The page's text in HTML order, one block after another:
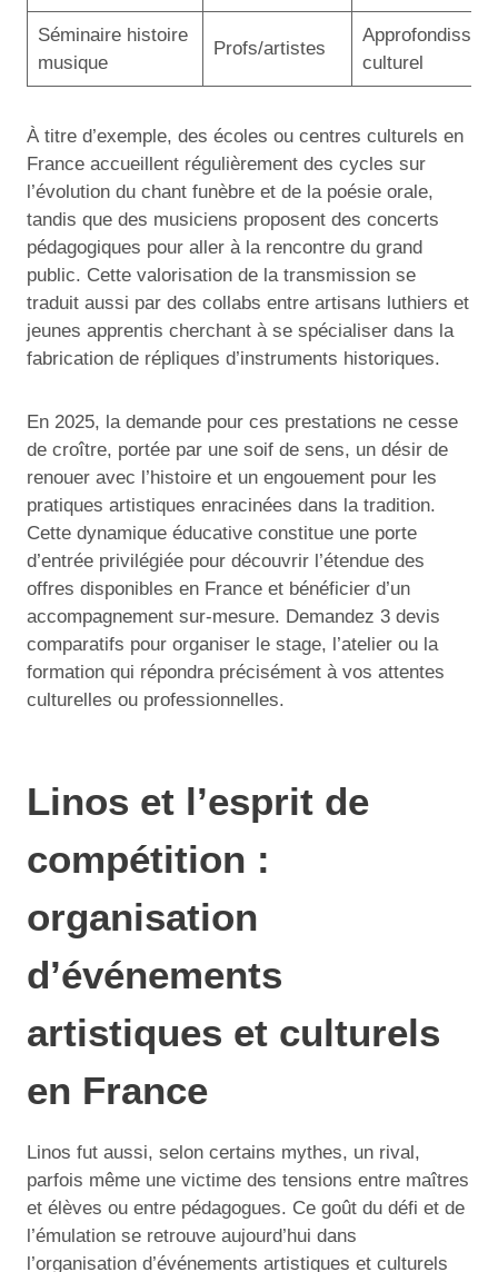
Séminaire histoire
musique
Profs/artistes
culturel
À titre d’exemple, des écoles ou centres culturels en
France accueillent régulièrement des cycles sur
l’évolution du chant funèbre et de la poésie orale,
tandis que des musiciens proposent des concerts
pédagogiques pour aller à la rencontre du grand
public. Cette valorisation de la transmission se
traduit aussi par des collabs entre artisans luthiers et
jeunes apprentis cherchant à se spécialiser dans la
fabrication de répliques d’instruments historiques.
En 2025, la demande pour ces prestations ne cesse
de croître, portée par une soif de sens, un désir de
renouer avec l’histoire et un engouement pour les
pratiques artistiques enracinées dans la tradition.
Cette dynamique éducative constitue une porte
d’entrée privilégiée pour découvrir l’étendue des
offres disponibles en France et bénéficier d’un
accompagnement sur-mesure. Demandez 3 devis
comparatifs pour organiser le stage, l’atelier ou la
formation qui répondra précisément à vos attentes
culturelles ou professionnelles.
Linos et l’esprit de
compétition :
organisation
d’événements
artistiques et culturels
en France
Linos fut aussi, selon certains mythes, un rival,
parfois même une victime des tensions entre maîtres
et élèves ou entre pédagogues. Ce goût du défi et de
l’émulation se retrouve aujourd’hui dans
l’organisation d’événements artistiques et culturels